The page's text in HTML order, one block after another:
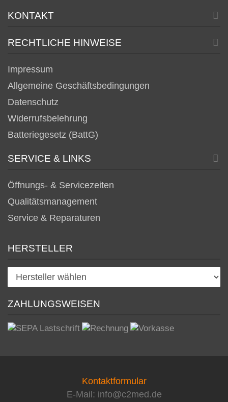
KONTAKT
RECHTLICHE HINWEISE
Impressum
Allgemeine Geschäftsbedingungen
Datenschutz
Widerrufsbelehrung
Batteriegesetz (BattG)
SERVICE & LINKS
Öffnungs- & Servicezeiten
Qualitätsmanagement
Service & Reparaturen
HERSTELLER
ZAHLUNGSWEISEN
Kontaktformular
E-Mail: info@c2med.de